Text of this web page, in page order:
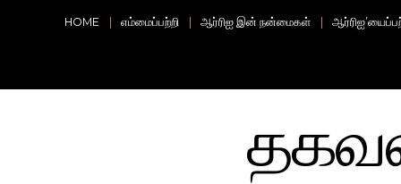
HOME எம்மைப்பற்றி ஆர்ரிஐ இன் நன்மைகள்